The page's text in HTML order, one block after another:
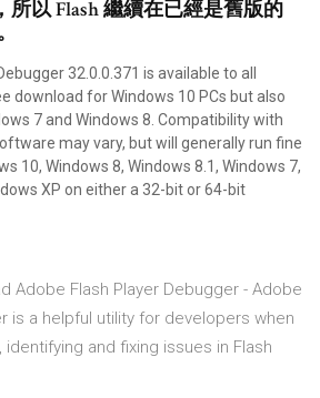
所以 Flash 繼續在已經是舊版的
32.0.0.371 is available to all
download for Windows 10 PCs but also
7 and Windows 8. Compatibility with
may vary, but will generally run fine
10, Windows 8, Windows 8.1, Windows 7,
XP on either a 32-bit or 64-bit
Adobe Flash Player Debugger - Adobe
is a helpful utility for developers when
and fixing issues in Flash